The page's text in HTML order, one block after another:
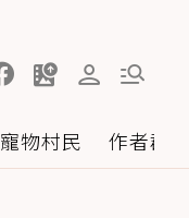
寵物村民 作者群